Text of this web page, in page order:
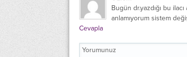
Bugün dr.yazdığı bu
anlamıyorum sistem
Cevapla